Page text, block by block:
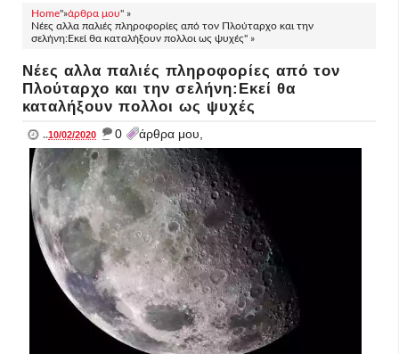
Home"»άρθρα μου" »
Νέες αλλα παλιές πληροφορίες από τον Πλούταρχο και την
σελήνη:Εκεί θα καταλήξουν πολλοι ως ψυχές" »
Νέες αλλα παλιές πληροφορίες από τον
Πλούταρχο και την σελήνη:Εκεί θα
καταλήξουν πολλοι ως ψυχές
..10/02/2020 _ 0 άρθρα μου,